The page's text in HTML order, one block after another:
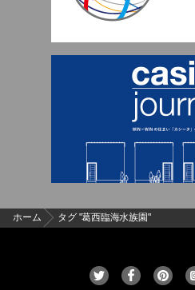
ホーム タグ "葛西臨海水族園"